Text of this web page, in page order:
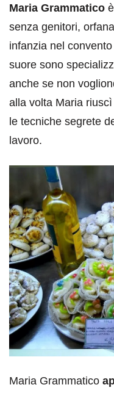
Maria Grammatico
senza genitori,
infanzia nel
suore sono
anche se non
alla volta Maria
le tecniche segrete
lavoro.
Maria Grammatico